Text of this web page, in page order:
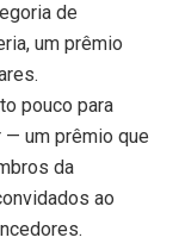
de
um prêmio
pouco para
um prêmio que
da
ao